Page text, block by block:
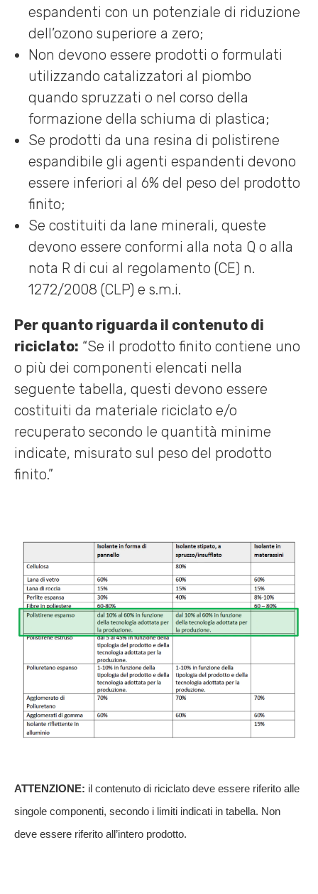
espandenti con un potenziale di riduzione
dell’ozono superiore a zero;
Non devono essere prodotti o formulati
utilizzando catalizzatori al piombo
quando spruzzati o nel corso della
formazione della schiuma di plastica;
Se prodotti da una resina di polistirene
espandibile gli agenti espandenti devono
essere inferiori al 6% del peso del prodotto
finito;
Se costituiti da lane minerali, queste
devono essere conformi alla nota Q o alla
nota R di cui al regolamento (CE) n.
1272/2008 (CLP) e s.m.i.
Per quanto riguarda il contenuto di
riciclato: “Se il prodotto finito contiene uno
o più dei componenti elencati nella
seguente tabella, questi devono essere
costituiti da materiale riciclato e/o
recuperato secondo le quantità minime
indicate, misurato sul peso del prodotto
finito.”
ATTENZIONE: il contenuto di riciclato deve essere riferito alle
singole componenti, secondo i limiti indicati in tabella. Non
deve essere riferito all’intero prodotto.